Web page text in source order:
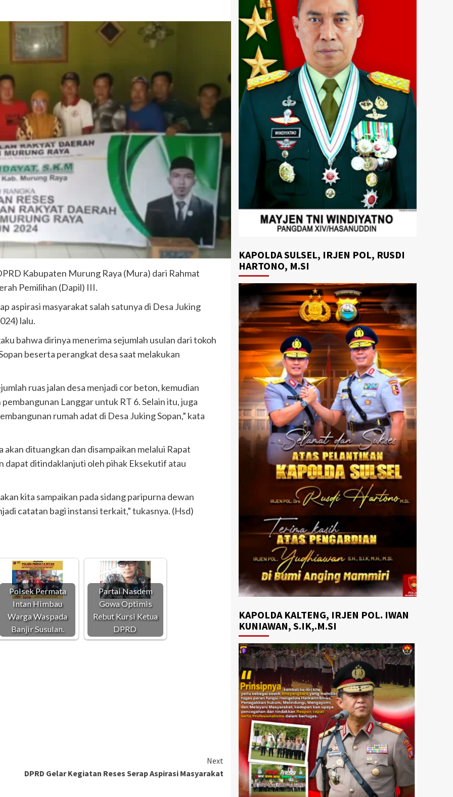
Kabupaten Murung Raya (Mura) dari Rahmat
Pemilihan (Dapil) III.
aspirasi masyarakat salah satunya di Desa Juking
lalu.
bahwa dirinya menerima sejumlah usulan dari tokoh
beserta perangkat desa saat melakukan
ruas jalan desa menjadi cor beton, kemudian
Langgar untuk RT 6. Selain itu, juga
rumah adat di Desa Juking Sopan,” kata
dituangkan dan disampaikan melalui Rapat
dapat ditindaklanjuti oleh pihak Eksekutif atau
kita sampaikan pada sidang paripurna dewan
catatan bagi instansi terkait,” tukasnya. (Hsd)
Polsek Permata
Intan Himbau
Warga Waspada
Banjir Susulan.
Partai Nasdem
Gowa Optimis
Rebut Kursi Ketua
DPRD
Next
DPRD Gelar Kegiatan Reses Serap Aspirasi Masyarakat
KAPOLDA SULSEL, IRJEN POL, RUSDI
HARTONO, M.SI
KAPOLDA KALTENG, IRJEN POL. IWAN
KUNIAWAN, S.IK,.M.SI